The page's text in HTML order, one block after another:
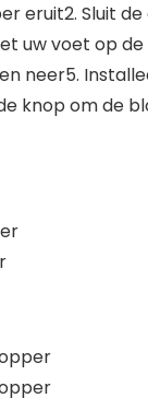
eruit2. Sluit
uw voet op de
neer5.
knop om de